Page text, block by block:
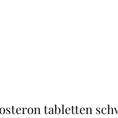
tabletten